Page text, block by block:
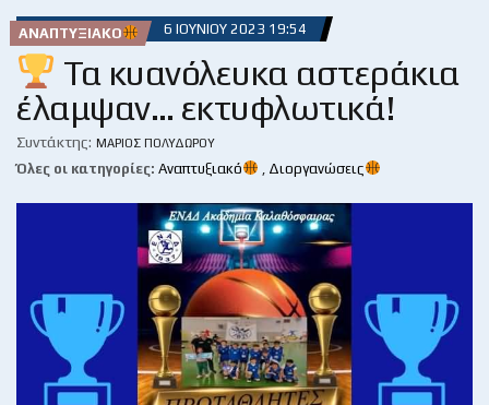
ΑΝΑΠΤΥΞΙΑΚΌ 6 ΙΟΥΝΊΟΥ 2023 19:54
Τα κυανόλευκα αστεράκια
έλαμψαν… εκτυφλωτικά!
Συντάκτης: ΜΆΡΙΟΣ ΠΟΛΥΔΏΡΟΥ
Όλες οι κατηγορίες: Αναπτυξιακό Διοργανώσεις